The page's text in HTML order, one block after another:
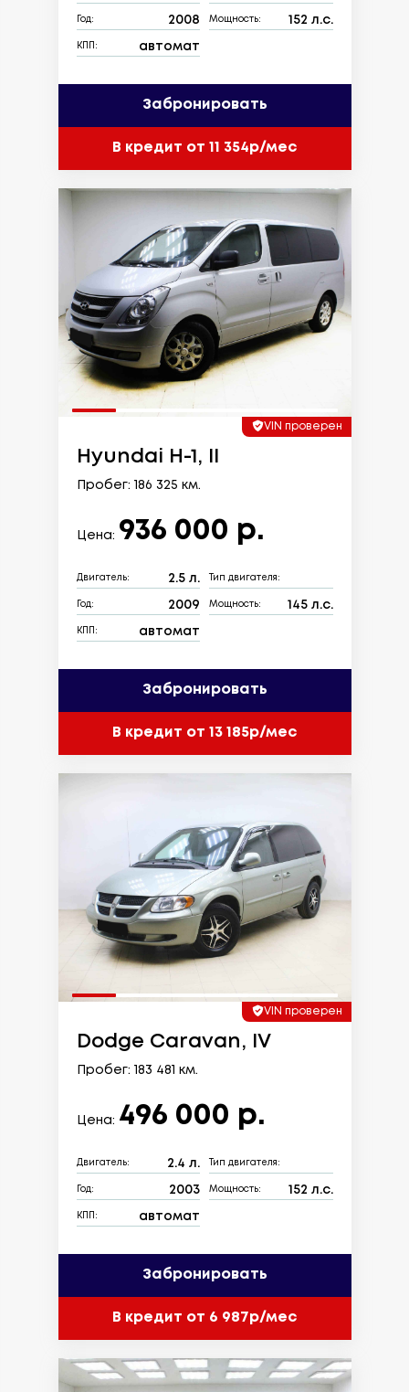
Год: 2008 Мощность: 152 л.с.
КПП: автомат
Забронировать
В кредит от 11 354р/мес
VIN проверен
Hyundai H-1, II
Пробег: 186 325 км.
Цена: 936 000 р.
Двигатель: 2.5 л. Тип двигателя:
Год: 2009 Мощность: 145 л.с.
КПП: автомат
Забронировать
В кредит от 13 185р/мес
VIN проверен
Dodge Caravan, IV
Пробег: 183 481 км.
Цена: 496 000 р.
Двигатель: 2.4 л. Тип двигателя:
Год: 2003 Мощность: 152 л.с.
КПП: автомат
Забронировать
В кредит от 6 987р/мес